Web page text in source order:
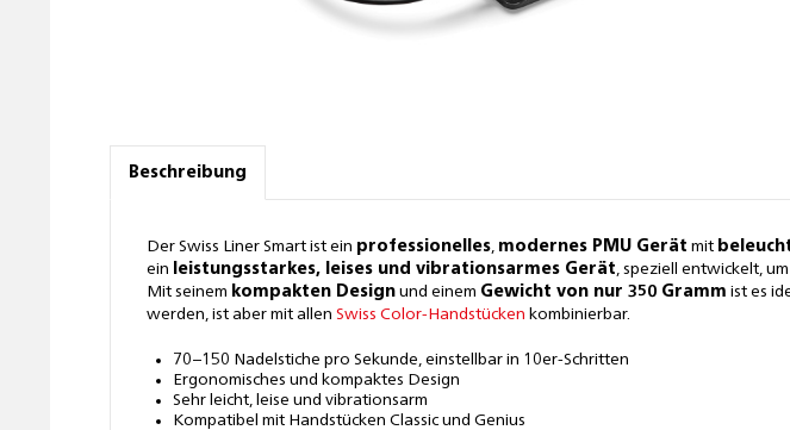
Beschreibung
Der Swiss Liner Smart ist ein professionelles, modernes PMU Gerät mit
ein
leistungsstarkes, leises und vibrationsarmes Gerät, speziell entwickelt,
Mit seinem kompakten Design und einem Gewicht von nur 350 Gramm ist es
werden, ist aber mit allen Swiss Color-Handstücken kombinierbar.
70–150 Nadelstiche pro Sekunde, einstellbar in 10er-Schritten
Ergonomisches und kompaktes Design
Sehr leicht, leise und vibrationsarm
Kompatibel mit Handstücken Classic und Genius